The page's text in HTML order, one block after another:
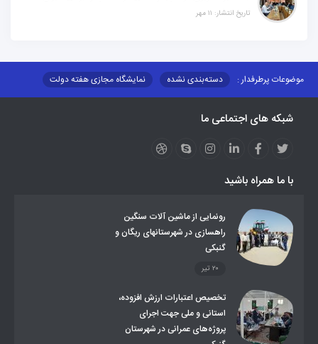
تاریخ انتشار: ۱۱ مهر
موضوعات پرطرفدار : دسته‌بندی نشده
نمایشگاه مجازی هفته دولت
مزایدات و مناقصات
محتوای کانون توسعه
عملکردها
عشایر استان
طرح و برنامه
روند ساماندهی عشایر داوطلب اسکان
تشکیلات اداری
شبکه های اجتماعی ما
با ما همراه باشید
رونمایی از ماشین آلات سنگین
راهسازی در شهرستانهای ریگان و
گنبکی
۲۰ تیر
تخصیص اعتبارات ارزش افزوده،
استانی و ملی جهت اجرای
پروژه‌های عمرانی در شهرستان